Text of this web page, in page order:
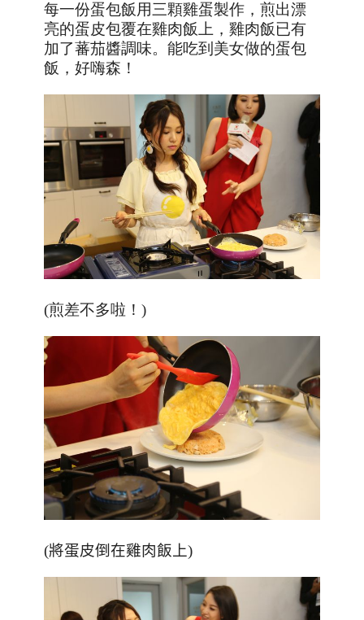
每一份蛋包飯用三顆雞蛋製作，煎出漂
亮的蛋皮包覆在雞肉飯上，雞肉飯已有
加了蕃茄醬調味。能吃到美女做的蛋包
飯，好嗨森！
(煎差不多啦！)
(將蛋皮倒在雞肉飯上)